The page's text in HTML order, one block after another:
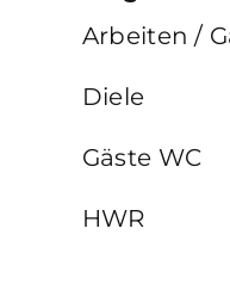
Arbeiten /
Diele
Gäste WC
HWR